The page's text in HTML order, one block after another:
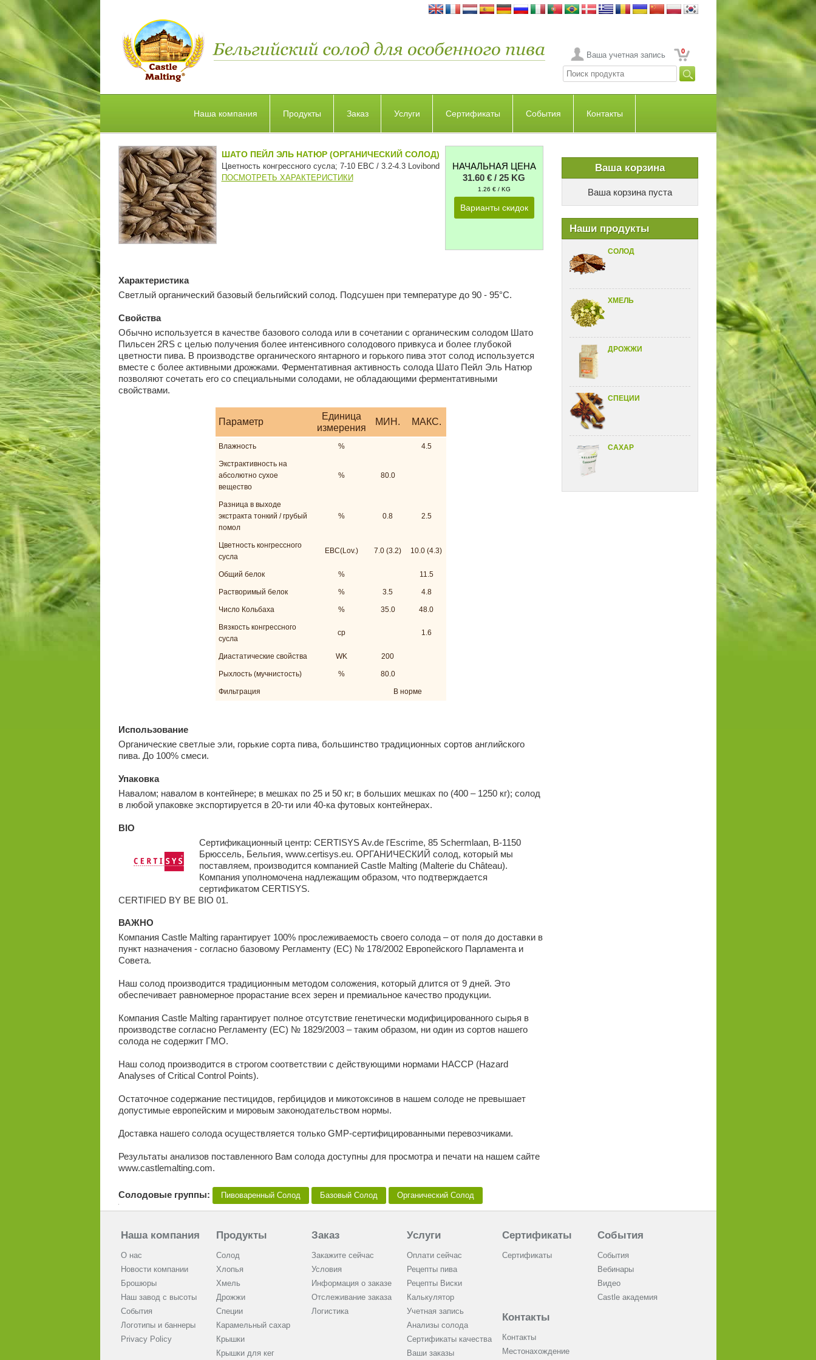
Ваша учетная запись 0
Наша компания Продукты Заказ Услуги Сертификаты События Контакты
Ваша корзина
Ваша корзина пуста
Наши продукты
СОЛОД
ХМЕЛЬ
ДРОЖЖИ
CПЕЦИИ
САХАР
ШАТО ПЕЙЛ ЭЛЬ НАТЮР (ОРГАНИЧЕСКИЙ СОЛОД)
Цветность конгрессного сусла; 7-10 EBC / 3.2-4.3 Lovibond
ПОСМОТРЕТЬ ХАРАКТЕРИСТИКИ
НАЧАЛЬНАЯ ЦЕНА
31.60 € / 25 KG
1.26 € / KG
Варианты скидок
Характеристика
Светлый органический базовый бельгийский солод. Подсушен при температуре до 90 - 95°C.
Свойства
Обычно используется в качестве базового солода или в сочетании с органическим солодом Шато
Пильсен 2RS с целью получения более интенсивного солодового привкуса и более глубокой
цветности пива. В производстве органического янтарного и горького пива этот солод используется
вместе с более активными дрожжами. Ферментативная активность солода Шато Пейл Эль Натюр
позволяют сочетать его со специальными солодами, не обладающими ферментативными
свойствами.
Параметр
Единица
измерения
МИН. МАКС.
Влажность % 4.5
Экстрактивность на
абсолютно сухое
вещество
% 80.0
Разница в выходе
экстракта тонкий / грубый
помол
% 0.8 2.5
Цветность конгрессного
сусла
EBC(Lov.) 7.0 (3.2) 10.0 (4.3)
Общий белок % 11.5
Растворимый белок % 3.5 4.8
Число Кольбаха % 35.0 48.0
Вязкость конгрессного
сусла
cp 1.6
Диастатические свойства WK 200
Рыхлость (мучнистость) % 80.0
Фильтрация В норме
Использование
Органические светлые эли, горькие сорта пива, большинство традиционных сортов английского
пива. До 100% смеси.
Упаковка
Навалом; навалом в контейнере; в мешках по 25 и 50 кг; в больших мешках по (400 – 1250 кг); солод
в любой упаковке экспортируется в 20-ти или 40-ка футовых контейнерах.
BIO
Сертификационный центр: CERTISYS Av.de l'Escrime, 85 Schermlaan, B-1150
Брюссель, Бельгия, www.certisys.eu. ОРГАНИЧЕСКИЙ солод, который мы
поставляем, производится компанией Castle Malting (Malterie du Château).
Компания уполномочена надлежащим образом, что подтверждается
сертификатом CERTISYS.
CERTIFIED BY BE BIO 01.
ВАЖНО
Компания Castle Malting гарантирует 100% прослеживаемость своего солода – от поля до доставки в
пункт назначения - согласно базовому Регламенту (ЕС) № 178/2002 Европейского Парламента и
Совета.
Наш солод производится традиционным методом соложения, который длится от 9 дней. Это
обеспечивает равномерное прорастание всех зерен и премиальное качество продукции.
Компания Castle Malting гарантирует полное отсутствие генетически модифицированного сырья в
производстве согласно Регламенту (ЕС) № 1829/2003 – таким образом, ни один из сортов нашего
солода не содержит ГМО.
Наш солод производится в строгом соответствии с действующими нормами HACCP (Hazard
Analyses of Critical Control Points).
Остаточное содержание пестицидов, гербицидов и микотоксинов в нашем солоде не превышает
допустимые европейским и мировым законодательством нормы.
Доставка нашего солода осуществляется только GMP-сертифицированными перевозчиками.
Результаты анализов поставленного Вам солода доступны для просмотра и печати на нашем сайте
www.castlemalting.com.
Солодовые группы: Пивоваренный Солод Базовый Солод Органический Cолод
Наша компания
О нас
Новости компании
Брошюры
Наш завод с высоты
События
Логотипы и баннеры
Privacy Policy
Продукты
Солод
Хлопья
Хмель
Дрожжи
Cпеции
Карамельный сахар
Крышки
Крышки для кег
Заказ
Закажите сейчас
Условия
Информация о заказе
Отслеживание заказа
Логистика
Услуги
Оплати сейчас
Рецепты пива
Рецепты Виски
Калькулятор
Учетная запись
Анализы солода
Сертификаты качества
Ваши заказы
Сертификаты
Сертификаты
События
События
Вебинары
Видео
Castle академия
Контакты
Контакты
Местонахождение